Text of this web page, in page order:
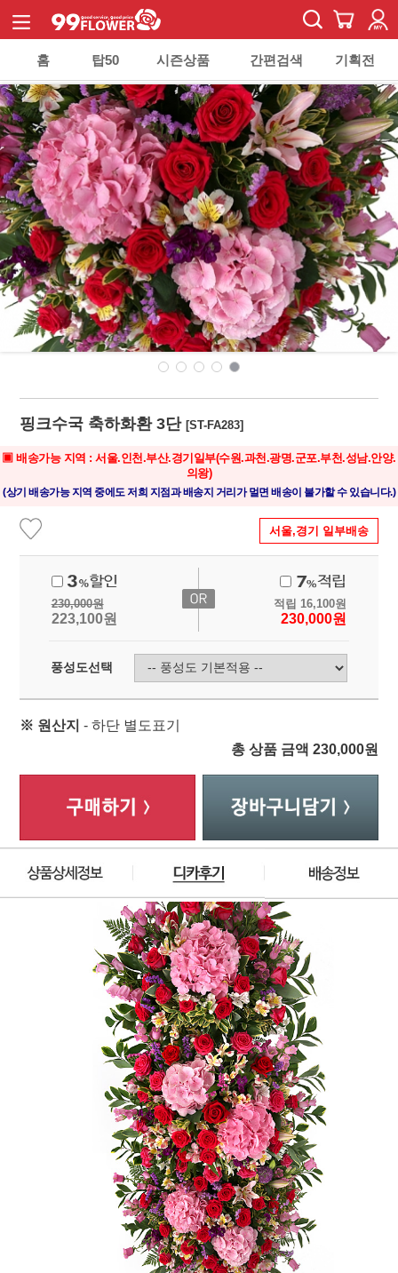
홈 탑50 시즌상품 간편검색 기획전
핑크수국 축하화환 3단[ST-FA283]
▣ 배송가능 지역 : 서울.인천.부산.경기일부(수원.과천.광명.군포.부천.성남.안양.
의왕)
(상기 배송가능 지역 중에도 저희 지점과 배송지 거리가 멀면 배송이 불가할 수 있습니다.)
서울,경기 일부배송
230,000원
223,100원
적립 16,100원
230,000원
풍성도선택
※ 원산지 - 하단 별도표기
총 상품 금액 230,000원